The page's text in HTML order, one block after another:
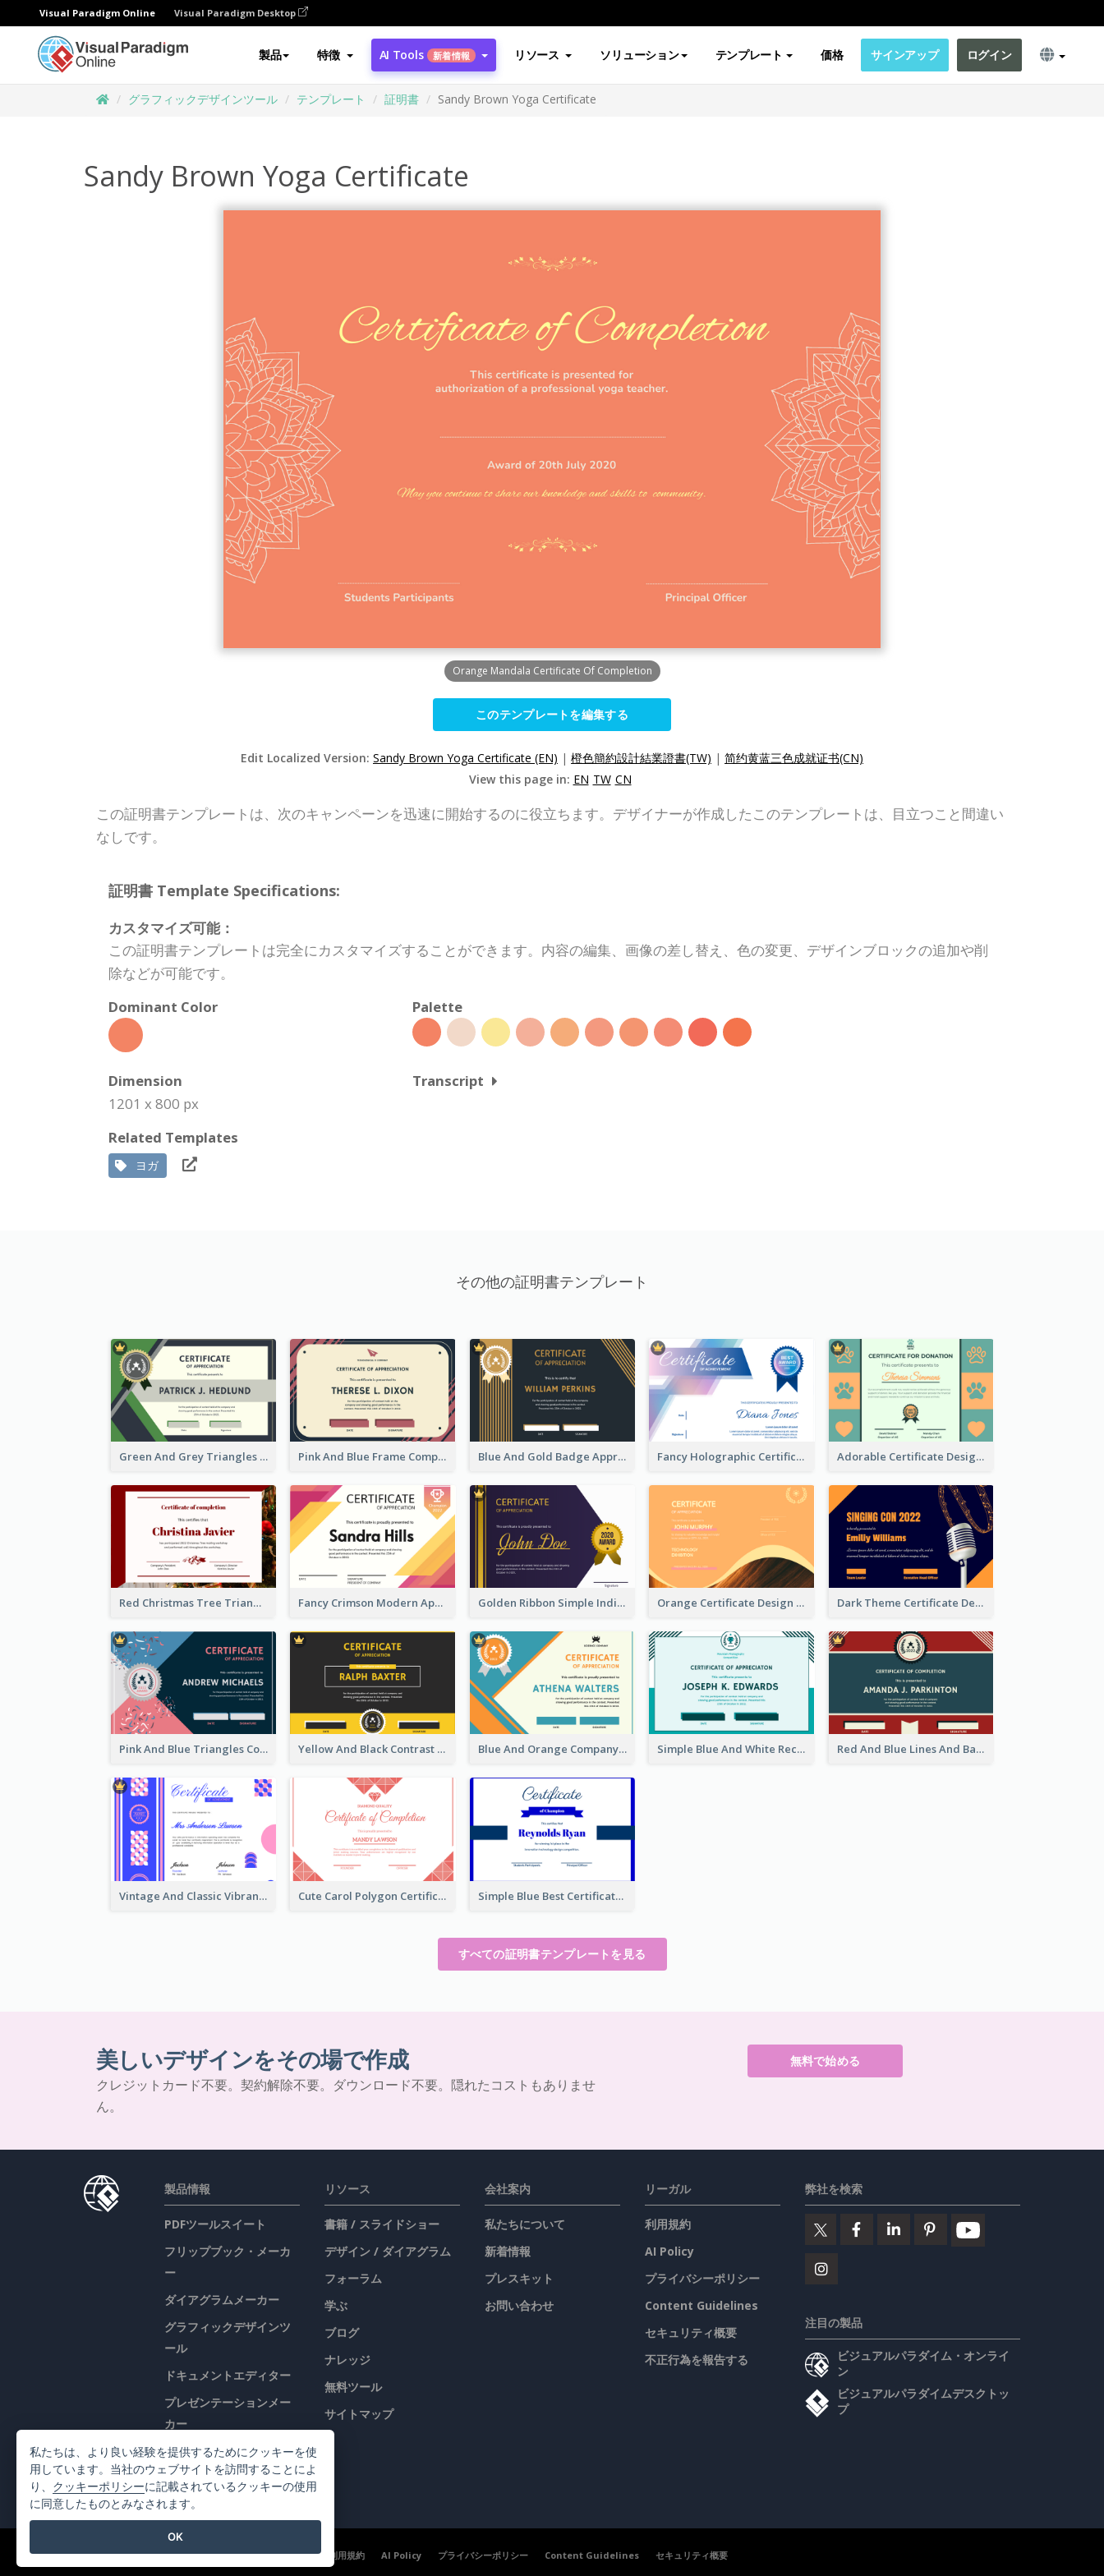
Visual Paradigm Online Visual Paradigm Desktop
製品 特徴 AI Tools 新着情報 リソース ソリューション テンプレート 価格 サインアップ ログイン
グラフィックデザインツール テンプレート 証明書 Sandy Brown Yoga Certificate
Sandy Brown Yoga Certificate
Orange Mandala Certificate Of Completion
このテンプレートを編集する
Edit Localized Version: Sandy Brown Yoga Certificate (EN) | 橙色簡約設計結業證書(TW) | 简约黄蓝三色成就证书(CN)
View this page in: EN TW CN
この証明書テンプレートは、次のキャンペーンを迅速に開始するのに役立ちます。デザイナーが作成したこのテンプレートは、目立つこと間違い
なしです。
証明書 Template Specifications:
カスタマイズ可能：
この証明書テンプレートは完全にカスタマイズすることができます。内容の編集、画像の差し替え、色の変更、デザインブロックの追加や削
除などが可能です。
Dominant Color
Palette
Dimension
1201 x 800 px
Transcript
Related Templates
ヨガ
その他の証明書テンプレート
Green And Grey Triangles With Badge Certificate Pink And Blue Frame Company Certificate Blue And Gold Badge Appreciation Certificate Fancy Holographic Certificate Design Ideas Adorable Certificate Design Idea For Animal Shelter
Red Christmas Tree Triangle Photo Certificate Fancy Crimson Modern Appreciation Certificate Design Golden Ribbon Simple Indigo Certificate Design Orange Certificate Design Of Appreciation Of Wood Texture Dark Theme Certificate Design For Singing Contest
Pink And Blue Triangles Confetti Celebration Certificate Yellow And Black Contrast Simple Certificate Blue And Orange Company Triangles With Badge Certificate Simple Blue And White Rectangle Certificate Red And Blue Lines And Badge Completion Certificate
Vintage And Classic Vibrant Certificate Design Ideas Cute Carol Polygon Certificate Design Template Simple Blue Best Certificate Design For Champion
すべての証明書テンプレートを見る
美しいデザインをその場で作成
クレジットカード不要。契約解除不要。ダウンロード不要。隠れたコストもありませ
ん。
無料で始める
製品情報
PDFツールスイート
フリップブック・メーカ
ー
ダイアグラムメーカー
グラフィックデザインツ
ール
ドキュメントエディター
プレゼンテーションメー
カー
表計算エディター
価格
リソース
書籍 / スライドショー
デザイン / ダイアグラム
フォーラム
学ぶ
ブログ
ナレッジ
無料ツール
サイトマップ
会社案内
私たちについて
新着情報
プレスキット
お問い合わせ
リーガル
利用規約
AI Policy
プライバシーポリシー
Content Guidelines
セキュリティ概要
不正行為を報告する
弊社を検索
注目の製品
ビジュアルパラダイム・オンライ
ン
ビジュアルパラダイムデスクトッ
プ
©2026 by Visual Paradigm. 全ての権利を有する 利用規約 AI Policy プライバシーポリシー Content Guidelines セキュリティ概要
私たちは、より良い経験を提供するためにクッキーを使
用しています。当社のウェブサイトを訪問することによ
り、 クッキーポリシーに記載されているクッキーの使用
に同意したものとみなされます。
OK